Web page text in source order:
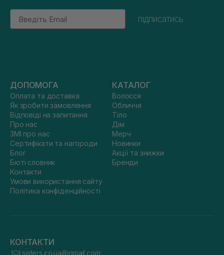
Email
підписатись
ДОПОМОГА
Оплата та доставка
Як зробити замовлення
Відповіді на запитання
Про нас
ЗМІ про нас
Сертифікати та нагороди
Блог
Бюті словник
Контакти
Умови використання сайту
Політика конфіденційності
КАТАЛОГ
Волосся
Обличчя
Тіло
Дім
Мерч
Новинки
Акції та знижки
Бренди
КОНТАКТИ
sisters.co.ua@gmail.com